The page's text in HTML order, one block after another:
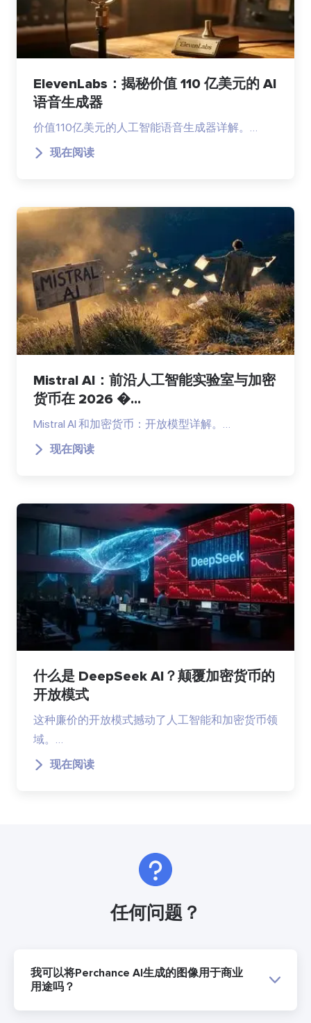
ElevenLabs：揭秘价值 110 亿美元的 AI
语音生成器
价值110亿美元的人工智能语音生成器详解。…
现在阅读
Mistral AI：前沿人工智能实验室与加密
货币在 2026 �...
Mistral AI 和加密货币：开放模型详解。…
现在阅读
什么是 DeepSeek AI？颠覆加密货币的
开放模式
这种廉价的开放模式撼动了人工智能和加密货币领
域。…
现在阅读
任何问题？
我可以将Perchance AI生成的图像用于商业
用途吗？